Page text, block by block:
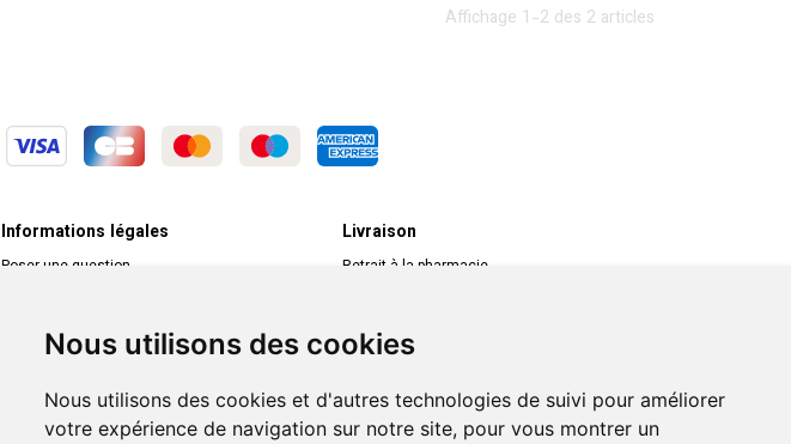
Nous utilisons des cookies
Nous utilisons des cookies et d'autres technologies de suivi pour améliorer
votre expérience de navigation sur notre site, pour vous montrer un
Affichage 1-2 des 2 articles
Informations légales
Poser une question
Livraison
Retrait à la pharmacie
Livraison dans un Point Relais